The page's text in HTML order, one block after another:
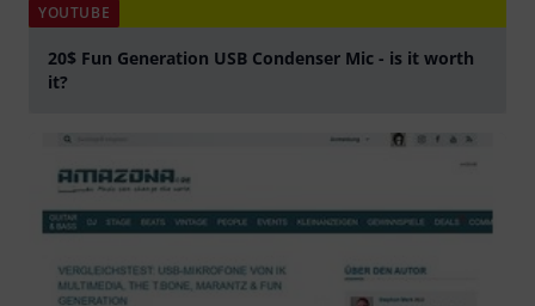
YOUTUBE
20$ Fun Generation USB Condenser Mic - is it worth
it?